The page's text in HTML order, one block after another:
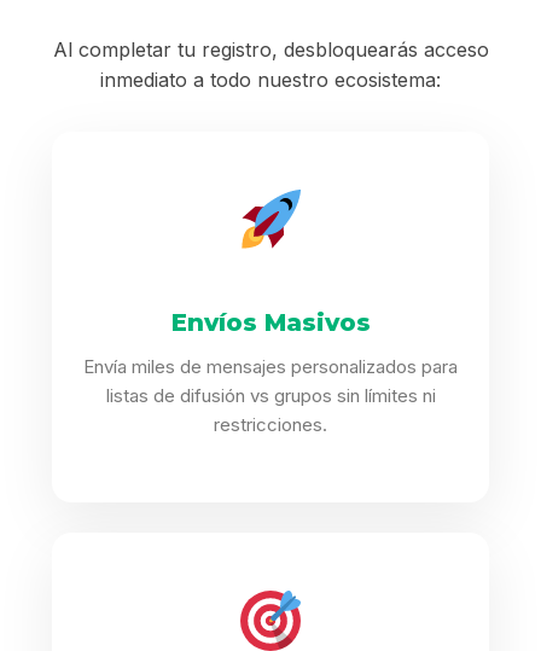
Al completar tu registro, desbloquearás acceso
inmediato a todo nuestro ecosistema:
Envíos Masivos
Envía miles de mensajes personalizados para
listas de difusión vs grupos sin límites ni
restricciones.